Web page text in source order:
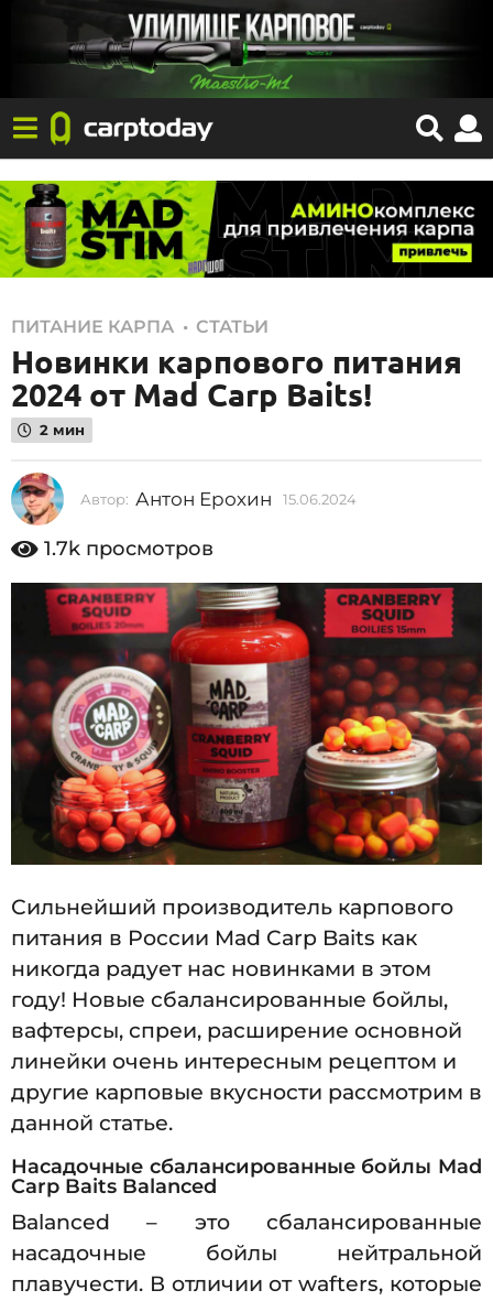
1
5
.
0
6
.
2
0
.
0
6
2
4
ПИТАНИЕ КАРПА ,СТАТЬИ
Новинки карпового питания
2024 от Mad Carp Baits!
2 мин
Автор: Антон Ерохин 15.06.2024
6
.
2
2
4
1.7k просмотров
Сильнейший производитель карпового
питания в России Mad Carp Baits как
никогда радует нас новинками в этом
году! Новые сбалансированные бойлы,
вафтерсы, спреи, расширение основной
линейки очень интересным рецептом и
другие карповые вкусности рассмотрим в
данной статье.
Насадочные сбалансированные бойлы Mad
Carp Baits Balanced
Balanced – это сбалансированные
насадочные бойлы нейтральной
плавучести. В отличии от wafters, которые